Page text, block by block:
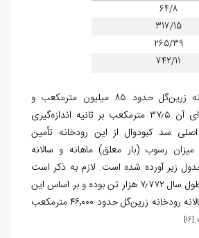
64/8
317/15
265/39
742/11
آبدهی سالانه رودخانه زرين‌گل حدود ۸۵ میلیون مترمکعب و
حداکثر آبدهی لحظه‌ای آن ۳۷٫۵ مترمکعب بر ثانیه اندازه‌گیری
سد کبودوال از این رودخانه تأمین
رسوب (بار معلق) ماهانه و سالانه
زیر آورده شده است. لازم به ذکر است
که میزان بار بستر در طول سال ۷٫۷۷۲ هزار تن بوده و بر اساس این
برآورد، حجم رسوب سالانه رودخانه زرين‌گل حدود ۴۶٬۰۰۰ مترمکعب
[16]